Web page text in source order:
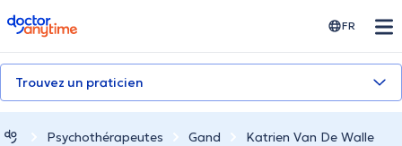
doctoranytime FR
Trouvez un praticien
Psychothérapeutes Gand Katrien Van De Walle